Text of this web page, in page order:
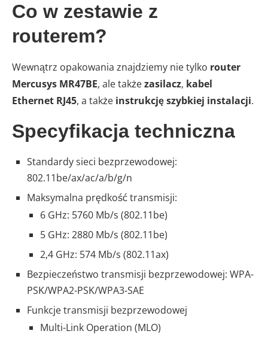
Co w zestawie z
routerem?
Wewnątrz opakowania znajdziemy nie tylko router
Mercusys MR47BE, ale takżezasilacz, kabel
Ethernet RJ45, a także instrukcję szybkiej instalacji.
Specyfikacja techniczna
Standardy sieci bezprzewodowej:
802.11be/ax/ac/a/b/g/n
Maksymalna prędkość transmisji:
6 GHz: 5760 Mb/s (802.11be)
5 GHz: 2880 Mb/s (802.11be)
2,4 GHz: 574 Mb/s (802.11ax)
Bezpieczeństwo transmisji bezprzewodowej: WPA-
PSK/WPA2-PSK/WPA3-SAE
Funkcje transmisji bezprzewodowej
Multi-Link Operation (MLO)